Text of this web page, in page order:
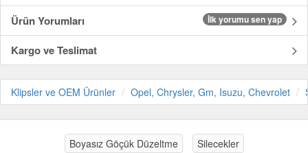
Ürün Yorumları
İlk yorumu sen yap
Kargo ve Teslimat
Klipsler ve OEM Ürünler Opel, Chrysler, Gm, Isuzu, Chevrolet
Boyasız Göçük Düzeltme Silecekler